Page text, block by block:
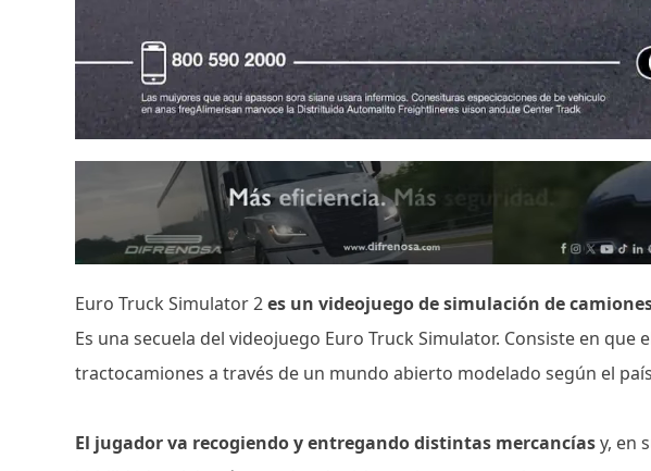
Euro Truck Simulator 2es un videojuego de simulación de
Es una secuela del videojuego Euro Truck Simulator. Consiste en que
tractocamiones a través de un mundo abierto modelado según el
El jugador va recogiendo y entregando distintas mercancíasy, en